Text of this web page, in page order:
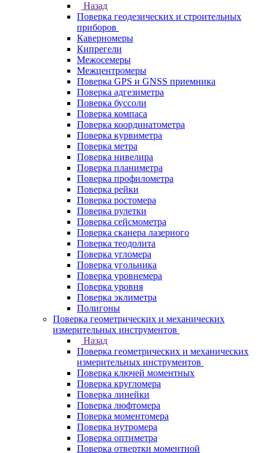
Назад
Поверка геодезических и строительных
приборов
Каверномеры
Кипрегели
Межосемеры
Межцентромеры
Поверка GPS и GNSS приемника
Поверка адгезиметра
Поверка буссоли
Поверка компаса
Поверка координатометра
Поверка курвиметра
Поверка метра
Поверка нивелира
Поверка планиметра
Поверка профилометра
Поверка рейки
Поверка ростомера
Поверка рулетки
Поверка сейсмометра
Поверка сканера лазерного
Поверка теодолита
Поверка угломера
Поверка угольника
Поверка уровнемера
Поверка уровня
Поверка эклиметра
Полигоны
Поверка геометрических и механических
измерительных инструментов
Назад
Поверка геометрических и механических
измерительных инструментов
Поверка ключей моментных
Поверка кругломера
Поверка линейки
Поверка люфтомера
Поверка моментомера
Поверка нутромера
Поверка оптиметра
Поверка отвертки моментной